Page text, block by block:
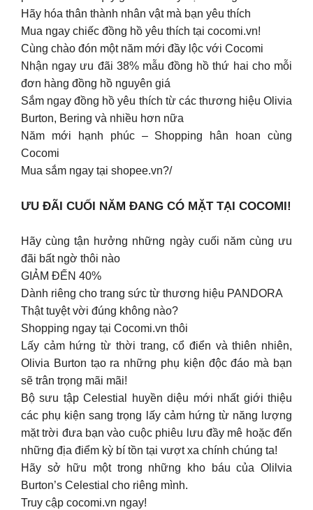
Hãy hóa thân thành nhân vật mà bạn yêu thích
Mua ngay chiếc đồng hồ yêu thích tại cocomi.vn!
Cùng chào đón một năm mới đầy lộc với Cocomi
Nhận ngay ưu đãi 38% mẫu đồng hồ thứ hai cho mỗi
đơn hàng đồng hồ nguyên giá
Sắm ngay đồng hồ yêu thích từ các thương hiệu Olivia
Burton, Bering và nhiều hơn nữa
Năm mới hạnh phúc – Shopping hân hoan cùng
Cocomi
Mua sắm ngay tại shopee.vn?/
ƯU ĐÃI CUỐI NĂM ĐANG CÓ MẶT TẠI COCOMI!
Hãy cùng tận hưởng những ngày cuối năm cùng ưu
đãi bất ngờ thôi nào
GIẢM ĐẾN 40%
Dành riêng cho trang sức từ thương hiệu PANDORA
Thật tuyệt vời đúng không nào?
Shopping ngay tại Cocomi.vn thôi
Lấy cảm hứng từ thời trang, cổ điển và thiên nhiên,
Olivia Burton tạo ra những phụ kiện độc đáo mà bạn
sẽ trân trọng mãi mãi!
Bộ sưu tập Celestial huyền diệu mới nhất giới thiệu
các phụ kiện sang trọng lấy cảm hứng từ năng lượng
mặt trời đưa bạn vào cuộc phiêu lưu đầy mê hoặc đến
những địa điểm kỳ bí tồn tại vượt xa chính chúng ta!
Hãy sở hữu một trong những kho báu của Olilvia
Burton’s Celestial cho riêng mình.
Truy cập cocomi.vn ngay!